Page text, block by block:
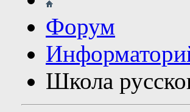
Форум
Школа